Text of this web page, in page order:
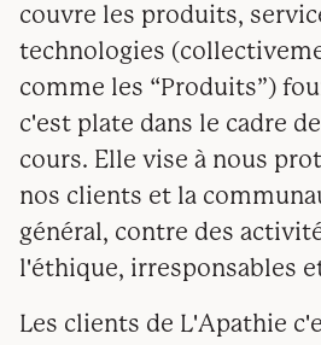
couvre les produits,
technologies
comme les “Produits”)
c'est plate dans le cadre
cours. Elle vise à nous
nos clients et la
général, contre des
l'éthique, irresponsables
Les clients de L'Apathie